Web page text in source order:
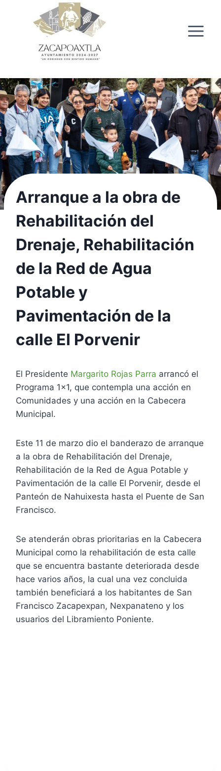
Arranque a la obra de
Rehabilitación del
Drenaje, Rehabilitación
de la Red de Agua
Potable y
Pavimentación de la
calle El Porvenir
El Presidente Margarito Rojas Parra arrancó el
Programa 1×1, que contempla una acción en
Comunidades y una acción en la Cabecera
Municipal.
Este 11 de marzo dio el banderazo de arranque
a la obra de Rehabilitación del Drenaje,
Rehabilitación de la Red de Agua Potable y
Pavimentación de la calle El Porvenir, desde el
Panteón de Nahuixesta hasta el Puente de San
Francisco.
Se atenderán obras prioritarias en la Cabecera
Municipal como la rehabilitación de esta calle
que se encuentra bastante deteriorada desde
hace varios años, la cual una vez concluida
también beneficiará a los habitantes de San
Francisco Zacapexpan, Nexpanateno y los
usuarios del Libramiento Poniente.